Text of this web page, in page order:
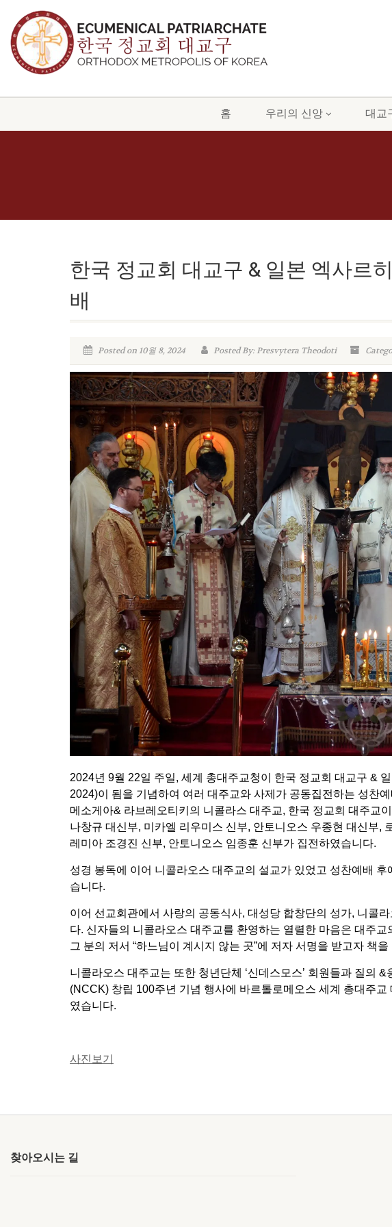
홈 우리의 신앙 대교
한국 정교회 대교구 & 일본 엑사르
배
Posted on 10월 8, 2024 Posted By: Presvytera Theodoti
2024년 9월 22일 주일, 세계 총대주교청이 한국 정교회 대교구 &
2024)이 됨을 기념하여 여러 대주교와 사제가 공동집전하는 성찬
메소게아& 라브레오티키의 니콜라스 대주교, 한국 정교회 대주교
나창규 대신부, 미카엘 리우미스 신부, 안토니오스 우종현 대신부,
레미아 조경진 신부, 안토니오스 임종훈 신부가 집전하였습니다.
성경 봉독에 이어 니콜라오스 대주교의 설교가 있었고 성찬예배
습니다.
이어 선교회관에서 사랑의 공동식사, 대성당 합창단의 성가, 니콜
다. 신자들의 니콜라오스 대주교를 환영하는 열렬한 마음은 대주
그 분의 저서 “하느님이 계시지 않는 곳”에 저자 서명을 받고자 책
니콜라오스 대주교는 또한 청년단체 ‘신데스모스’ 회원들과 질의
(NCCK) 창립 100주년 기념 행사에 바르톨로메오스 세계 총대주
였습니다.
사진보기
찾아오시는 길